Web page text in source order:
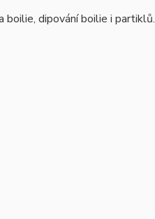
boilie, dipování boilie i partiklů.